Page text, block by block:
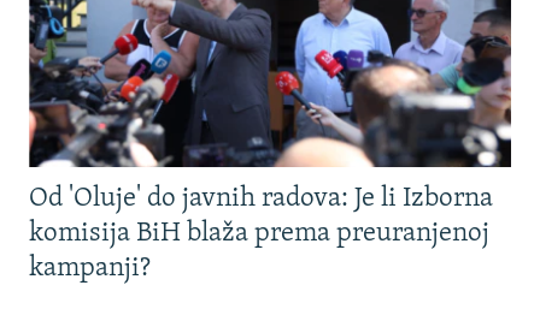
Od 'Oluje' do javnih radova: Je li Izborna
komisija BiH blaža prema preuranjenoj
kampanji?